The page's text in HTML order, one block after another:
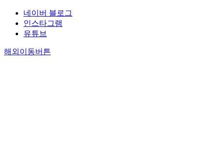
네이버 블로그
인스타그램
유튜브
해외이동버튼